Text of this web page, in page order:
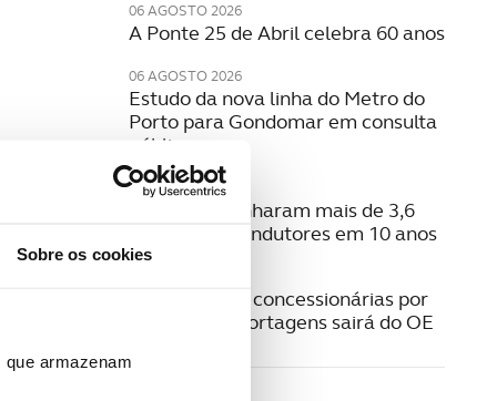
Sobre os cookies
armazenam
06 AGOSTO 2026
A Ponte 25 de Abril celebra 60 anos
06 AGOSTO 2026
Estudo da nova linha do Metro do
Porto para Gondomar em consulta
pública
06 AGOSTO 2026
Radares apanharam mais de 3,6
milhões de condutores em 10 anos
Pagamento a concessionárias por
isenção das portagens sairá do OE